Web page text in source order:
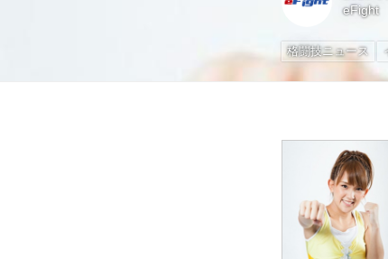
eFight
格闘技ニュース